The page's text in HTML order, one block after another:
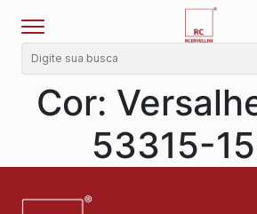
Cor:
53315-